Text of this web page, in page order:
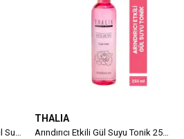
Arındırıcı Etkili Geleneksel Gül Suyu 250 ml
THALIA
Arındırıcı Etkili Gül Suyu Tonik 250 ml